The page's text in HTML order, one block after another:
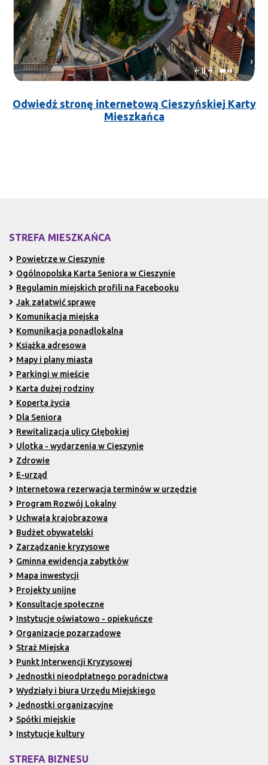
Odwiedź stronę internetową Cieszyńskiej Karty
Mieszkańca
STREFA MIESZKAŃCA
Powietrze w Cieszynie
Ogólnopolska Karta Seniora w Cieszynie
Regulamin miejskich profili na Facebooku
Jak załatwić sprawę
Komunikacja miejska
Komunikacja ponadlokalna
Książka adresowa
Mapy i plany miasta
Parkingi w mieście
Karta dużej rodziny
Koperta życia
Dla Seniora
Rewitalizacja ulicy Głębokiej
Ulotka - wydarzenia w Cieszynie
Zdrowie
E-urząd
Internetowa rezerwacja terminów w urzędzie
Program Rozwój Lokalny
Uchwała krajobrazowa
Budżet obywatelski
Zarządzanie kryzysowe
Gminna ewidencja zabytków
Mapa inwestycji
Projekty unijne
Konsultacje społeczne
Instytucje oświatowo - opiekuńcze
Organizacje pozarządowe
Straż Miejska
Punkt Interwencji Kryzysowej
Jednostki nieodpłatnego poradnictwa
Wydziały i biura Urzędu Miejskiego
Jednostki organizacyjne
Spółki miejskie
Instytucje kultury
STREFA BIZNESU